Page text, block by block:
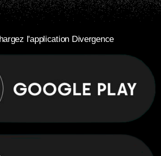
l'application Divergence